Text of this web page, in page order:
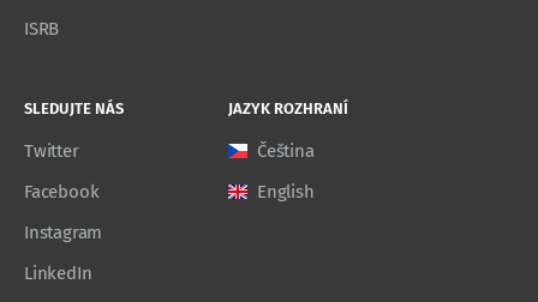
ISRB
SLEDUJTE NÁS
Twitter
Facebook
Instagram
LinkedIn
JAZYK ROZHRANÍ
Čeština
English